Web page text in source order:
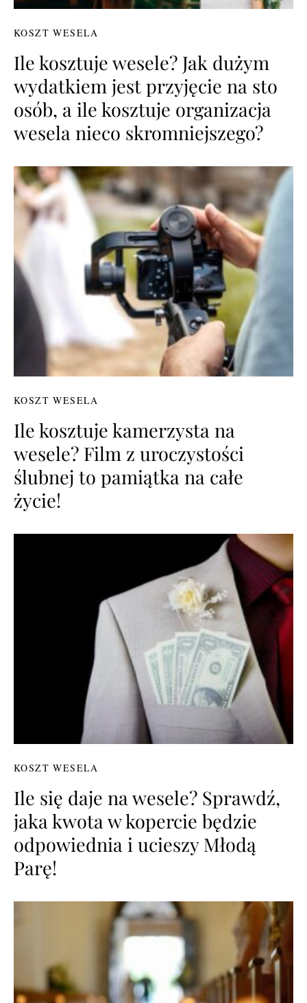
KOSZT WESELA
Ile kosztuje wesele? Jak dużym
wydatkiem jest przyjęcie na sto
osób, a ile kosztuje organizacja
wesela nieco skromniejszego?
KOSZT WESELA
Ile kosztuje kamerzysta na
wesele? Film z uroczystości
ślubnej to pamiątka na całe
życie!
KOSZT WESELA
Ile się daje na wesele? Sprawdź,
jaka kwota w kopercie będzie
odpowiednia i ucieszy Młodą
Parę!